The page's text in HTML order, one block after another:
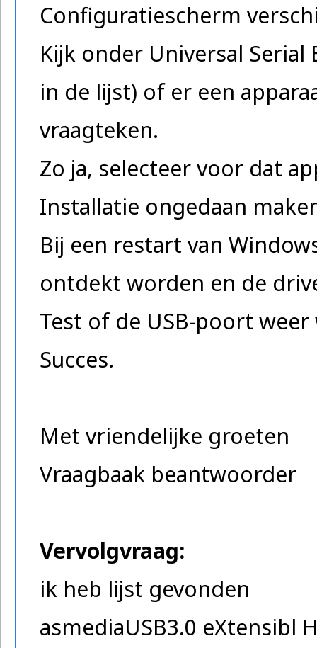
Configuratiescherm
Kijk onder Universal
in de lijst) of er een
vraagteken.
Zo ja, selecteer voor dat
Installatie ongedaan
Bij een restart van
ontdekt worden en de
Test of de USB-poort
Succes.
Met vriendelijke groeten
Vraagbaak beantwoorder
Vervolgvraag:
ik heb lijst gevonden
asmediaUSB3.0 eXtensibl